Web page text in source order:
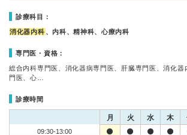
診療科目：
消化器内科 、内科、精神科、心療内科
専門医・資格：
総合内科専門医、消化器病専門医、肝臓専門医、消化器
門医、心…
診療時間
月 火 水 木
09:30-13:00